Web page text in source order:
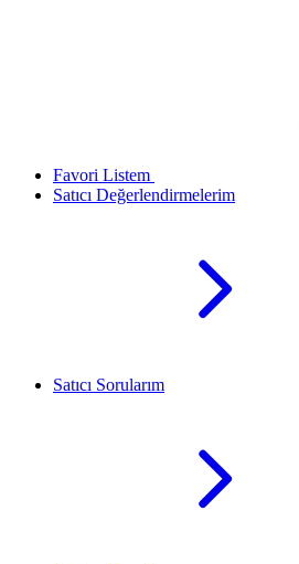
Favori Listem
Satıcı Değerlendirmelerim
Satıcı Sorularım